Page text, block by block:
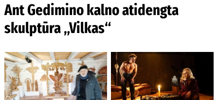
Ant Gedimino kalno atidengta
skulptūra „Vilkas“